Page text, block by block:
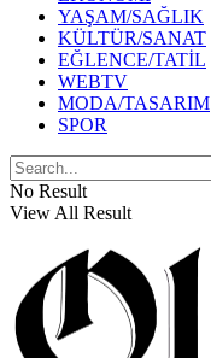
YAŞAM/SAĞLIK
KÜLTÜR/SANAT
EĞLENCE/TATİL
WEBTV
MODA/TASARIM
SPOR
No Result
View All Result